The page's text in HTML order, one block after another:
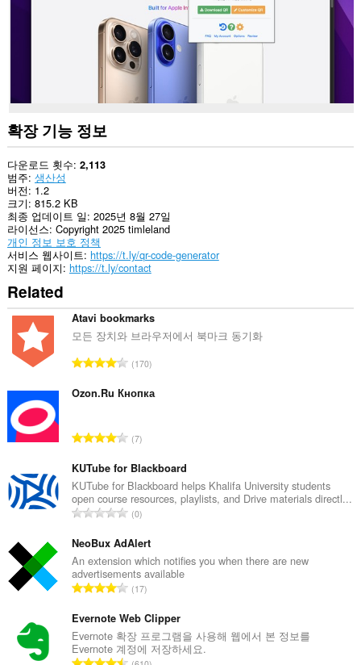
확장 기능 정보
다운로드 횟수 2,113
범주 생산성
버전 1.2
크기 815.2 KB
최종 업데이트 일 2025년 8월 27일
라이선스 Copyright 2025 timleland
개인 정보 보호 정책
서비스 웹사이트 https://t.ly/qr-code-generator
지원 페이지 https://t.ly/contact
Related
Atavi bookmarks
모든 장치와 브라우저에서 북마크 동기화
총
급
170
Ozon.Ru Кнопка
총
급
수
:
7
KUTube for Blackboard
KUTube for Blackboard helps Khalifa University students
open course resources, playlists, and Drive materials directl...
총
급
수
:
0
NeoBux AdAlert
An extension which notifies you when there are new
advertisements available
총
급
수
:
17
Evernote Web Clipper
Evernote 확장 프로그램을 사용해 웹에서 본 정보를
Evernote 계정에 저장하세요.